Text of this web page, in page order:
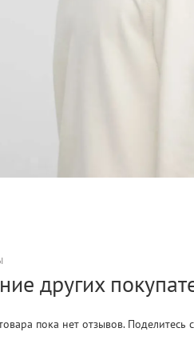
других
пока нет отзывов.